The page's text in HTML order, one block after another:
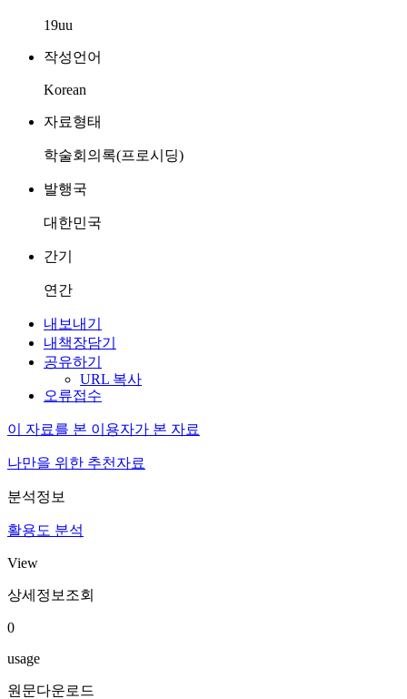
19uu
작성언어
Korean
자료형태
학술회의록(프로시딩)
발행국
대한민국
간기
연간
내보내기
내책장담기
공유하기
URL 복사
오류접수
이 자료를 본 이용자가 본 자료
나만을 위한 추천자료
분석정보
활용도 분석
View
상세정보조회
0
usage
원문다운로드